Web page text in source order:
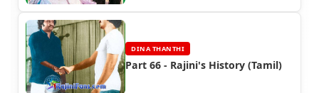
DINA THANTHI
Part 66 - Rajini's History (Tamil)